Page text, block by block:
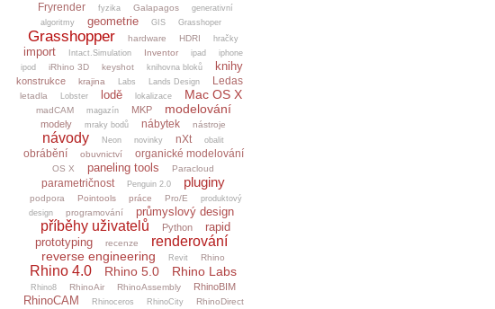
Fryrender fyzika Galapagos
generativní
algoritmy
geometrie GIS Grasshoper
Grasshopper hardware HDRI hračky
import Intact.Simulation Inventor ipad
iphone
ipod
iRhino 3D keyshot knihovna bloků knihy
konstrukce krajina Labs Lands Design Ledas
letadla Lobster lodě lokalizace Mac OS X
madCAM magazín MKP modelování
modely mraky bodů nábytek nástroje
návody Neon novinky nXt obalit
obrábění obuvnictví organické modelování
OS X paneling tools Paracloud
parametričnost Penguin 2.0 pluginy
podpora Pointools práce Pro/E
produktový
design
programování průmyslový design
příběhy uživatelů Python
rapid
prototyping
recenze renderování
reverse engineering Revit Rhino
Rhino 4.0 Rhino 5.0 Rhino Labs
Rhino8 RhinoAir RhinoAssembly RhinoBIM
RhinoCAM Rhinoceros RhinoCity
RhinoDirect